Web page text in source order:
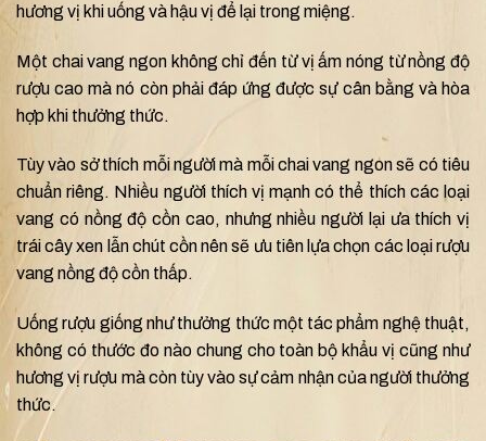
hương vị khi uống và hậu vị để lại trong miệng.
Một chai vang ngon không chỉ đến từ vị ấm nóng từ nồng độ
rượu cao mà nó còn phải đáp ứng được sự cân bằng và hòa
hợp khi thưởng thức.
Tùy vào sở thích mỗi người mà mỗi chai vang ngon sẽ có tiêu
chuẩn riêng. Nhiều người thích vị mạnh có thể thích các loại
vang có nồng độ cồn cao, nhưng nhiều người lại ưa thích vị
trái cây xen lẫn chút cồn nên sẽ ưu tiên lựa chọn các loại rượu
vang nồng độ cồn thấp.
Uống rượu giống như thưởng thức một tác phẩm nghệ thuật,
không có thước đo nào chung cho toàn bộ khẩu vị cũng như
hương vị rượu mà còn tùy vào sự cảm nhận của người thưởng
thức.